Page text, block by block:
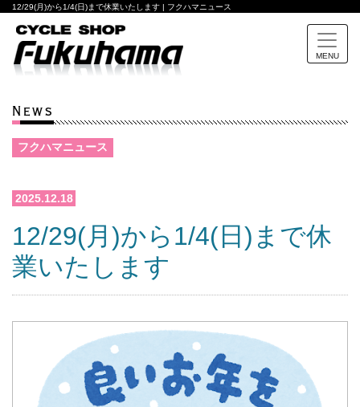
12/29(月)から1/4(日)まで休業いたします | フクハマニュース
MENU
News
フクハマニュース
2025.12.18
12/29(月)から1/4(日)まで休
業いたします